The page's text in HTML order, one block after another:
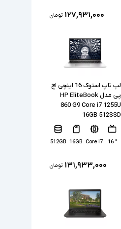
۱۲۷,۹۳۱,۰۰۰ تومان
لپ تاپ استوک 16 اینچی اچ
پی مدل HP EliteBook
860 G9 Core i7 1255U
16GB 512SSD
" 16
Core i7
16GB
512GB
۱۳۱,۹۳۳,۰۰۰ تومان